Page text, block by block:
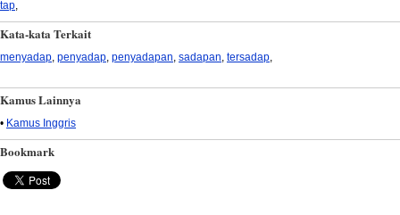
tap
Kata-kata Terkait
menyadap, penyadap, penyadapan, sadapan, tersadap,
Kamus Lainnya
• Kamus Inggris
Bookmark